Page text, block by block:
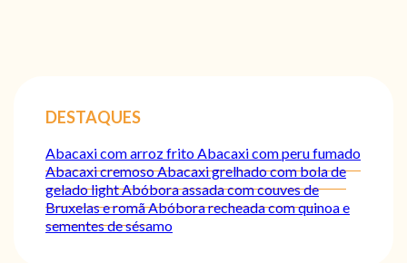
DESTAQUES
Abacaxi com arroz fritoAbacaxi com peru fumado
Abacaxi cremosoAbacaxi grelhado com bola de
gelado lightAbóbora assada com couves de
Bruxelas e romãAbóbora recheada com quinoa e
sementes de sésamo